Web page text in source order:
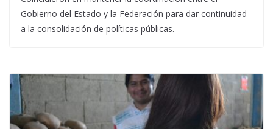
Gobierno del Estado y la Federación para dar continuidad
a la consolidación de políticas públicas.